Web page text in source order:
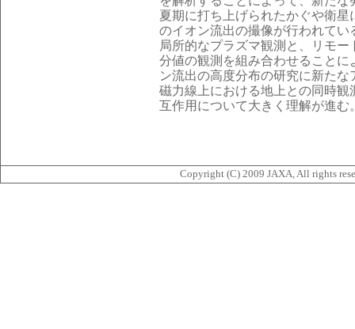
夏期に打ち上げられたかぐや衛
のイオン流出の撮像が行われて
局所的なプラズマ観測と、リモ
分値の観測を組み合わせること
ン流出の高度分布の研究に新た
磁力線上における地上との同時
互作用について大きく理解が進む
Copyright (C) 2009 JAXA, All rights